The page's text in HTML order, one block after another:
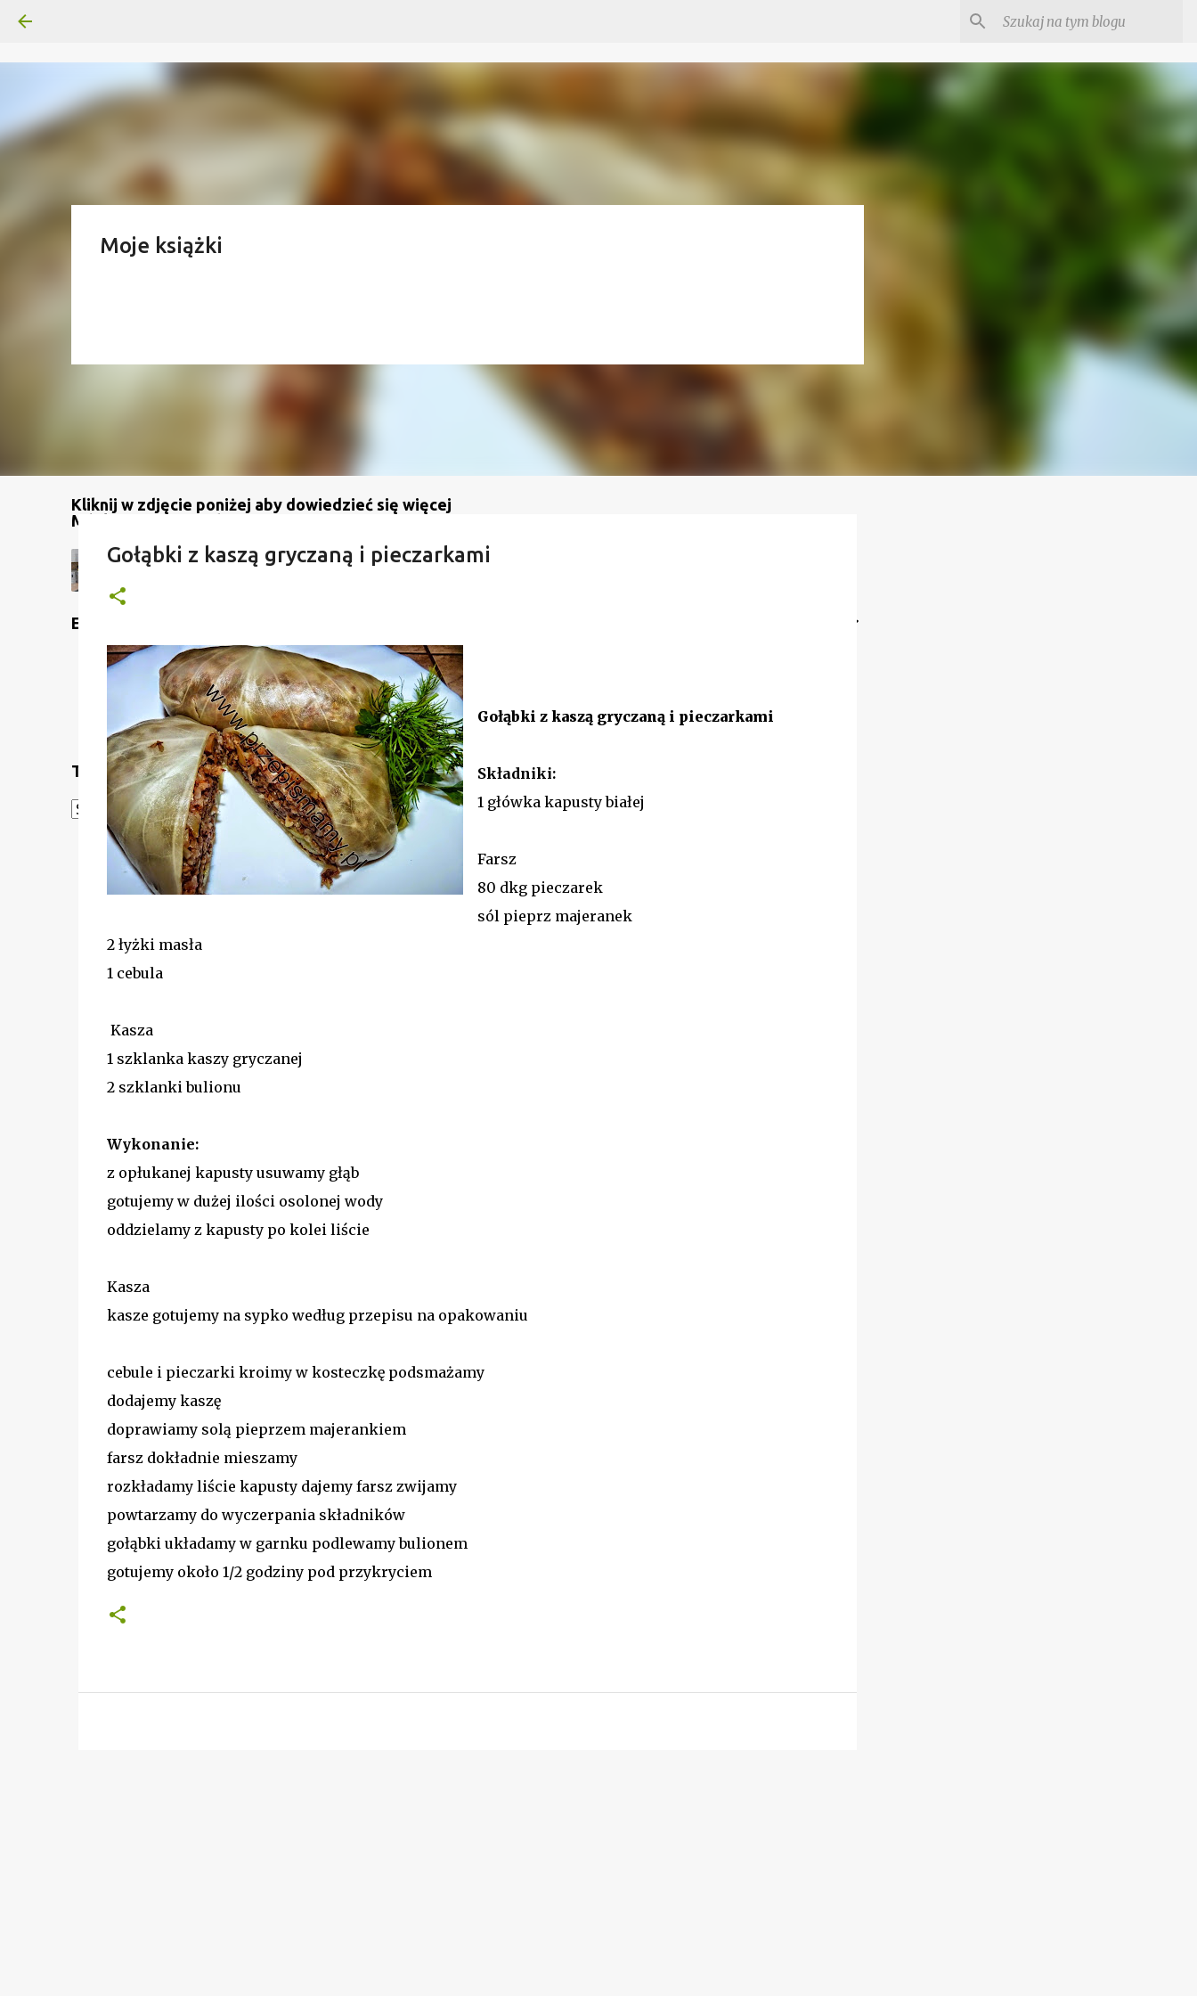
Kliknij w zdjęcie poniżej aby dowiedzieć się więcej
Moje książki
Mój kanał na YouTube
Etykiety
Translate
Powered by Translate
Gołąbki z kaszą gryczaną i pieczarkami
Gołąbki z kaszą gryczaną i pieczarkami
Składniki:
1 główka kapusty białej
Farsz
80 dkg pieczarek
sól pieprz majeranek
2 łyżki masła
1 cebula
Kasza
1 szklanka kaszy gryczanej
2 szklanki bulionu
Wykonanie:
z opłukanej kapusty usuwamy głąb
gotujemy w dużej ilości osolonej wody
oddzielamy z kapusty po kolei liście
Kasza
kasze gotujemy na sypko według przepisu na opakowaniu
cebule i pieczarki kroimy w kosteczkę podsmażamy
dodajemy kaszę
doprawiamy solą pieprzem majerankiem
farsz dokładnie mieszamy
rozkładamy liście kapusty dajemy farsz zwijamy
powtarzamy do wyczerpania składników
gołąbki układamy w garnku podlewamy bulionem
gotujemy około 1/2 godziny pod przykryciem